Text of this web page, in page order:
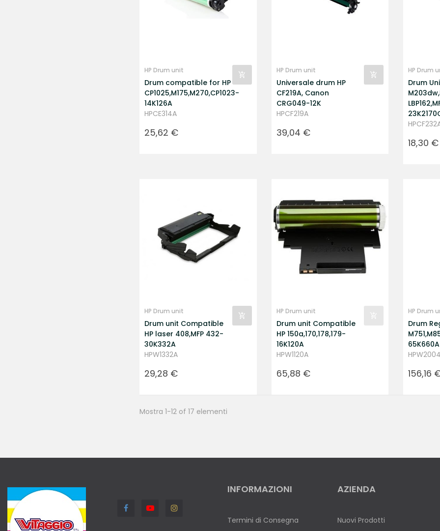
HP Drum unit
Drum compatible for HP
CP1025,M175,M270,CP1023-
14K126A
HPCE314A
Prezzo
25,62 €
HP Drum unit
Universale drum HP
CF219A, Canon
CRG049-12K
HPCF219A
Prezzo
39,04 €
HP Drum
Drum
Prezzo
18,30 €
HP Drum unit
Drum unit Compatible
HP laser 408,MFP 432-
30K332A
HPW1332A
Prezzo
29,28 €
HP Drum unit
Drum unit Compatible
HP 150a,170,178,179-
16K120A
HPW1120A
Prezzo
65,88 €
HP Drum
Drum
65K660A
Prezzo
156,16
Mostra 1-12 of 17 elementi
INFORMAZIONI
Termini di Consegna
AZIENDA
Nuovi Prodotti